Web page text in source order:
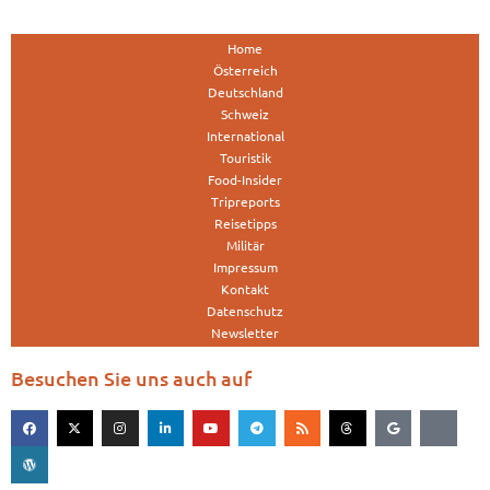
Home
Österreich
Deutschland
Schweiz
International
Touristik
Food-Insider
Tripreports
Reisetipps
Militär
Impressum
Kontakt
Datenschutz
Newsletter
Besuchen Sie uns auch auf